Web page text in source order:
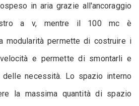
in aria grazie all'ancoraggio
a v, mentre il 100 mc è
modularità permette di costruire i
e permette di smontarli e
necessità. Lo spazio interno
la massima quantità di spazio